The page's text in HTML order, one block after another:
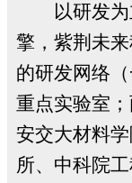
以研发
擎，紫荆未
的研发网络
重点实验室
安交大材料
所、中科院